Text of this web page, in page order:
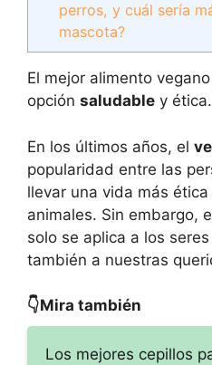
perros, y cuál sería
mascota?
El mejor alimento
opción saludable y ética.
En los últimos años, el
popularidad entre las
llevar una vida más
animales. Sin embargo,
solo se aplica a los
también a nuestras
👇Mira también
Los mejores cepillos